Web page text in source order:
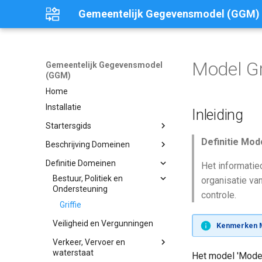
Gemeentelijk Gegevensmodel (GGM)
Gemeentelijk Gegevensmodel
(GGM)
Home
Installatie
Startersgids
Inleiding
Vooraf
Waarom het GGM?
IV3
IV3 op het DGW-portaal
Start
Eerste Gebruik
Daarna Verder
Startersgids Miniconferentie
Beschrijving Domeinen
Inleiding
Bestuur, Politiek en
Ondersteuning
Burgerzaken
Griffie
Veiligheid en Vergunningen
Verkeer, Vervoer en
waterstaat
Parkeren
Economie
Definitie Domeinen
Bestuur, Politiek en
Ondersteuning
Griffie
Veiligheid en Vergunningen
Verkeer, Vervoer en
waterstaat
Model
Inleiding
Definitie
Het
organisatie
controle.
Kenmerken
Het model